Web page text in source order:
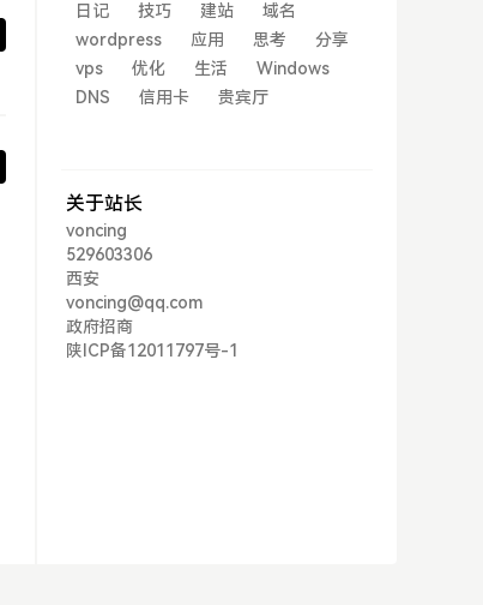
日记 技巧 建站
域名
wordpress
应用 思考
分享
vps
优化 生活
Windows
DNS
信用卡 贵宾厅
关于站长
voncing
529603306
西安
voncing@qq.com
政府招商
陕ICP备12011797号-1